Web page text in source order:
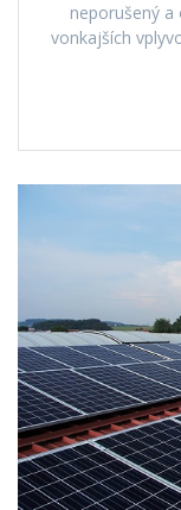
neporušený a
vonkajších